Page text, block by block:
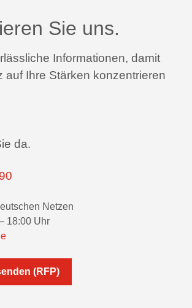
Sie uns.
Informationen, damit
auf Ihre Stärken konzentrieren
da.
Netzen
18:00 Uhr
(RFP)